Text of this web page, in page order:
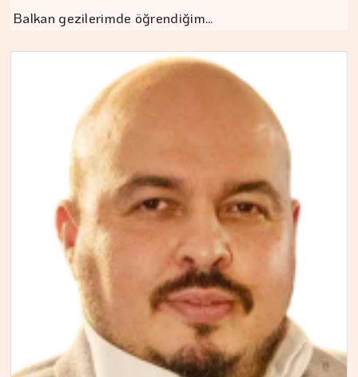
Balkan gezilerimde öğrendiğim…